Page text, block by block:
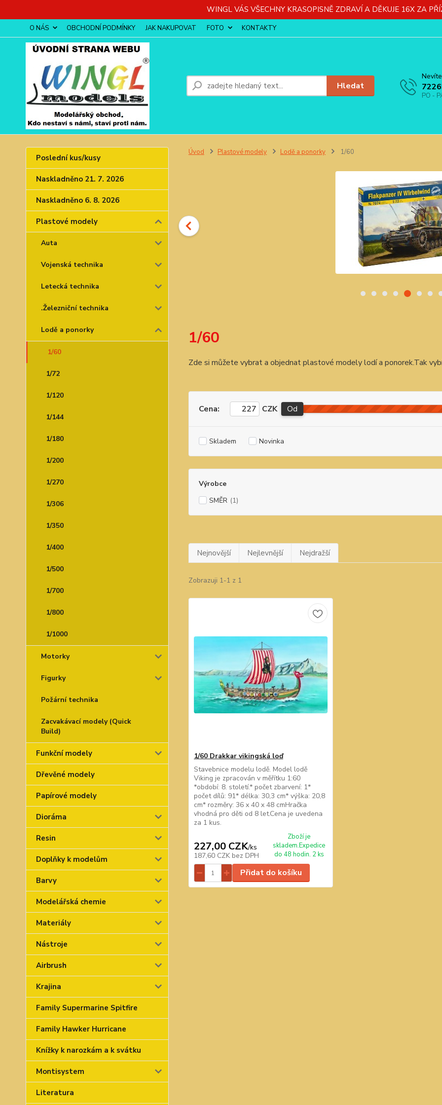
WINGL VÁS VŠECHNY KRASOPISNĚ ZDRAVÍ A DĚKUJE 16X ZA
O NÁS OBCHODNÍ PODMÍNKY JAK NAKUPOVAT FOTO KONTAKTY
Hledat
PO -
Poslední kus/kusy
Naskladněno 21. 7. 2026
Naskladněno 6. 8. 2026
Plastové modely
Auta
Vojenská technika
Letecká technika
.Železniční technika
Lodě a ponorky
1/60
1/72
1/120
1/144
1/180
1/200
1/270
1/306
1/350
1/400
1/500
1/700
1/800
1/1000
Motorky
Figurky
Požární technika
Zacvakávací modely (Quick
Build)
Funkční modely
Dřevěné modely
Papírové modely
Dioráma
Resin
Doplňky k modelům
Barvy
Modelářská chemie
Materiály
Nástroje
Airbrush
Krajina
Family Supermarine Spitfire
Family Hawker Hurricane
Knížky k narozkám a k svátku
Montisystem
Literatura
Úvod Plastové modely Lodě a ponorky 1/60
1/60
Zde si můžete vybrat a objednat plastové modely lodí a ponorek.Tak
Cena: CZK Od
Skladem Novinka
Výrobce
SMĚR (1)
Nejnovější Nejlevnější Nejdražší
Zobrazuji 1-1 z 1
1/60 Drakkar vikingská loď
Stavebnice modelu lodě. Model lodě
Viking je zpracován v měřítku 1:60
*období: 8. století.* počet zbarvení: 1*
počet dílů: 91* délka: 30,3 cm* výška: 20,8
cm* rozměry: 36 x 40 x 48 cmHračka
vhodná pro děti od 8 let.Cena je uvedena
za 1 kus.
227,00 CZK/ks
187,60 CZK bez DPH
Zboží je
skladem.Expedice
do 48 hodin. 2 ks
Přidat do košíku